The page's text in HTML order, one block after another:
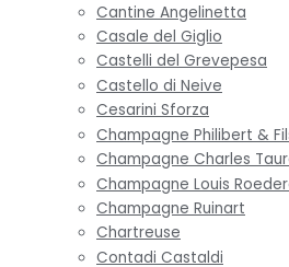
Cantine Angelinetta
Casale del Giglio
Castelli del Grevepesa
Castello di Neive
Cesarini Sforza
Champagne Philibert &
Champagne Charles
Champagne Louis
Champagne Ruinart
Chartreuse
Contadi Castaldi